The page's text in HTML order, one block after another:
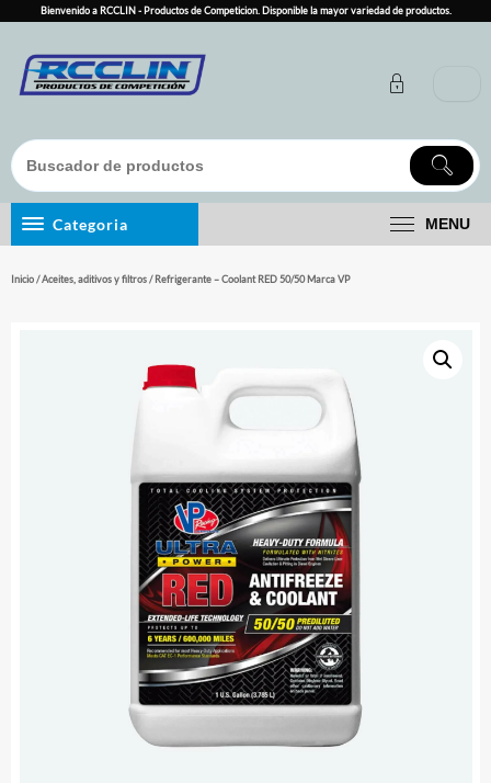
content
Bienvenido a RCCLIN - Productos de Competicion. Disponible la mayor variedad de productos.
Categoria MENU
Inicio/Aceites, aditivos y filtros/ Refrigerante – Coolant RED 50/50 Marca VP